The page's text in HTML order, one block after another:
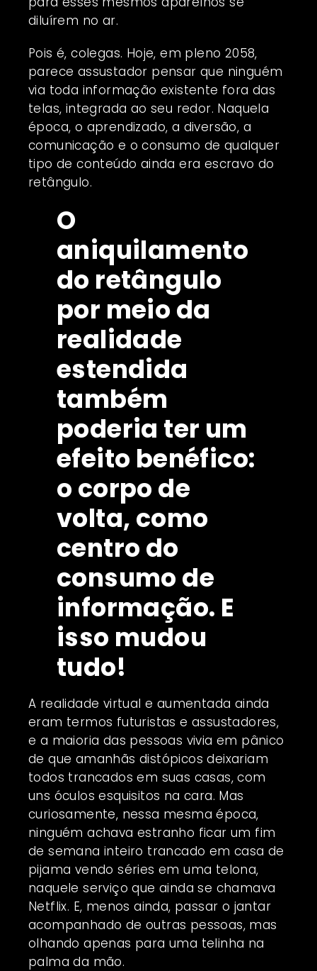
diluírem no ar.
Pois é, colegas. Hoje, em pleno 2058,
parece assustador pensar que ninguém
via toda informação existente fora das
telas, integrada ao seu redor. Naquela
época, o aprendizado, a diversão, a
comunicação e o consumo de qualquer
tipo de conteúdo ainda era escravo do
retângulo.
O
aniquilamento
do retângulo
por meio da
realidade
estendida
também
poderia ter um
efeito benéfico:
o corpo de
volta, como
centro do
consumo de
informação. E
isso mudou
tudo!
A realidade virtual e aumentada ainda
eram termos futuristas e assustadores,
e a maioria das pessoas vivia em pânico
de que amanhãs distópicos deixariam
todos trancados em suas casas, com
uns óculos esquisitos na cara. Mas
curiosamente, nessa mesma época,
ninguém achava estranho ficar um fim
de semana inteiro trancado em casa de
pijama vendo séries em uma telona,
naquele serviço que ainda se chamava
Netflix. E, menos ainda, passar o jantar
acompanhado de outras pessoas, mas
olhando apenas para uma telinha na
palma da mão.